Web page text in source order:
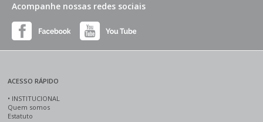
Acompanhe nossas redes sociais
ACESSO RÁPIDO
• INSTITUCIONAL
Quem somos
Estatuto